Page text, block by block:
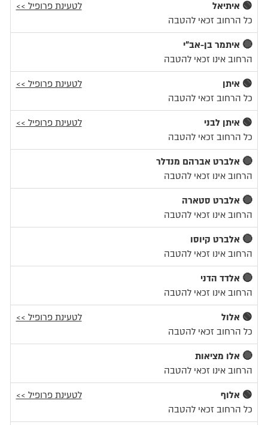
🟢 איתיאל
לטעינת פרופיל >>
כל הרחוב זכאי להטבה
🔴 איתמר בן-אב"י
הרחוב אינו זכאי להטבה
🟢 איתן
לטעינת פרופיל >>
כל הרחוב זכאי להטבה
🟢 איתן לבני
לטעינת פרופיל >>
כל הרחוב זכאי להטבה
🔴 אלברט אברהם מנדלר
הרחוב אינו זכאי להטבה
🔴 אלברט סטארה
הרחוב אינו זכאי להטבה
🔴 אלברט קיוסו
הרחוב אינו זכאי להטבה
🔴 אלדד הדני
הרחוב אינו זכאי להטבה
🟢 אלול
לטעינת פרופיל >>
כל הרחוב זכאי להטבה
🔴 אלו מציאות
הרחוב אינו זכאי להטבה
🟢 אלוף
לטעינת פרופיל >>
כל הרחוב זכאי להטבה